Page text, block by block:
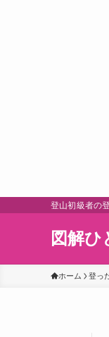
登山初級者の
図解ひ
ホーム 登っ